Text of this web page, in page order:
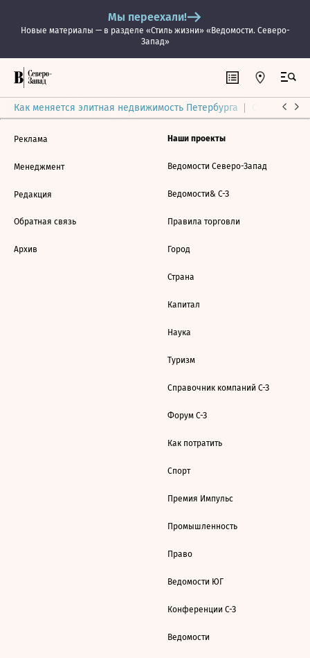
Мы переехали!
Новые материалы — в разделе «Стиль жизни» «Ведомости. Северо-
Запад»
Как меняется элитная недвижимость Петербурга Ситуация
Реклама
Менеджмент
Редакция
Обратная связь
Архив
Наши проекты
Ведомости Северо-Запад
Ведомости& С-З
Правила торговли
Город
Страна
Капитал
Наука
Туризм
Справочник компаний С-З
Форум С-З
Как потратить
Спорт
Премия Импульс
Промышленность
Право
Ведомости ЮГ
Конференции С-З
Ведомости